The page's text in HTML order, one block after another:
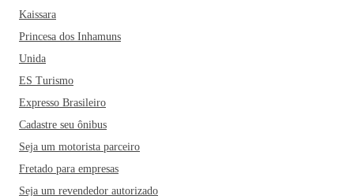
Kaissara
Princesa dos Inhamuns
Unida
ES Turismo
Expresso Brasileiro
Cadastre seu ônibus
Seja um motorista parceiro
Fretado para empresas
Seja um revendedor autorizado